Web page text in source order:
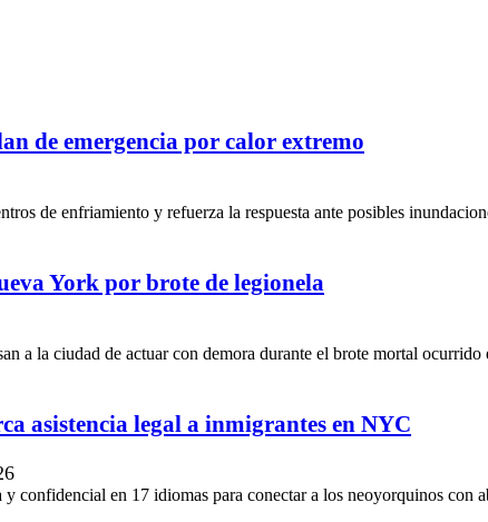
de emergencia por calor extremo
de enfriamiento y refuerza la respuesta ante posibles
York por brote de legionela
a la ciudad de actuar con demora durante el brote mortal
asistencia legal a inmigrantes en NYC
confidencial en 17 idiomas para conectar a los neoyorquinos con